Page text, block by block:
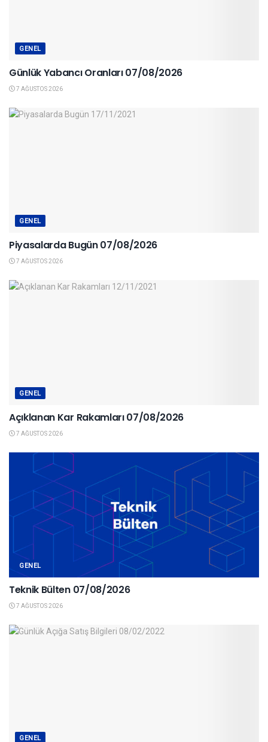
GENEL
Günlük Yabancı Oranları 07/08/2026
7 AĞUSTOS 2026
GENEL
Piyasalarda Bugün 07/08/2026
7 AĞUSTOS 2026
GENEL
Açıklanan Kar Rakamları 07/08/2026
7 AĞUSTOS 2026
GENEL
Teknik Bülten 07/08/2026
7 AĞUSTOS 2026
GENEL